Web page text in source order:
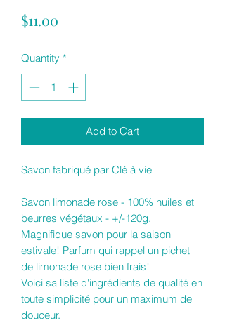
$11.00
Quantity *
Add to Cart
Savon fabriqué par Clé à vie
Savon limonade rose - 100% huiles et
beurres végétaux - +/-120g.
Magnifique savon pour la saison
estivale! Parfum qui rappel un pichet
de limonade rose bien frais!
Voici sa liste d'ingrédients de qualité en
toute simplicité pour un maximum de
douceur.